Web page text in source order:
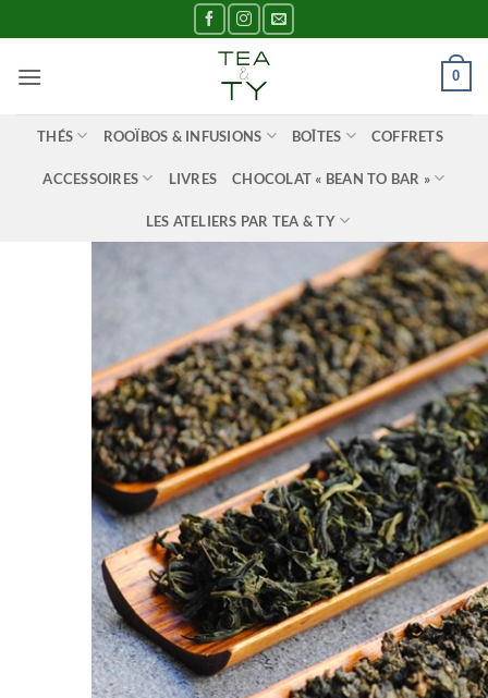
au
contenu
0
THÉS ROOÏBOS & INFUSIONS BOÎTES COFFRETS
ACCESSOIRES LIVRES CHOCOLAT « BEAN TO BAR »
LES ATELIERS PAR TEA & TY